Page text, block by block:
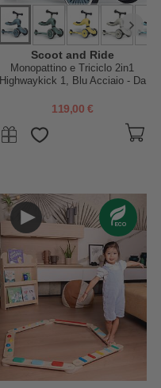
Scoot and Ride
Monopattino e Triciclo 2in1
Highwaykick 1, Blu Acciaio - Da
119,00 €